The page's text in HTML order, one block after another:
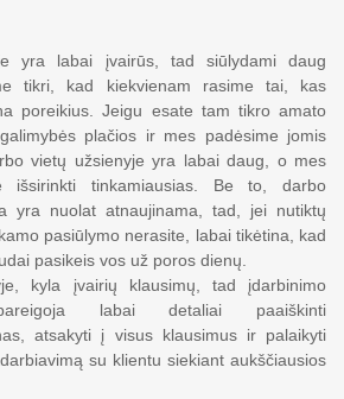
yra labai įvairūs, tad siūlydami daug
tikri, kad kiekvienam rasime tai, kas
poreikius. Jeigu esate tam tikro amato
plačios ir mes padėsime jomis
vietų užsienyje yra labai daug, o mes
išsirinkti tinkamiausias. Be to, darbo
yra nuolat atnaujinama, tad, jei nutiktų
pasiūlymo nerasite, labai tikėtina, kad
pasikeis vos už poros dienų.
kyla įvairių klausimų, tad įdarbinimo
labai detaliai paaiškinti
atsakyti į visus klausimus ir palaikyti
su klientu siekiant aukščiausios